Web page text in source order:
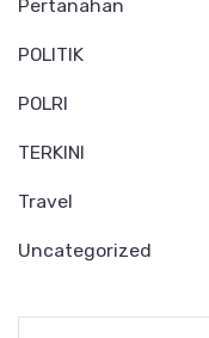
Pertanahan
POLITIK
POLRI
TERKINI
Travel
Uncategorized